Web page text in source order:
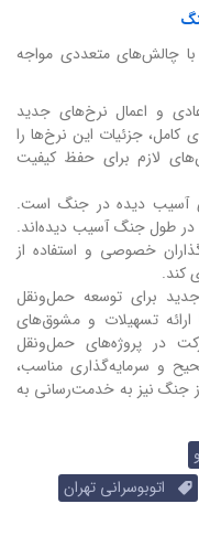
چالش‌های متعددی مواجه
و اعمال نرخ‌های جدید
کامل، جزئیات این نرخ‌ها را
لازم برای حفظ کیفیت
آسیب دیده در جنگ است.
در طول جنگ آسیب دیده‌اند.
خصوصی و استفاده از
کند.
برای توسعه حمل‌ونقل
تسهیلات و مشوق‌های
در پروژه‌های حمل‌ونقل
و سرمایه‌گذاری مناسب،
جنگ نیز به خدمت‌رسانی به
اتوبوسرانی تهران